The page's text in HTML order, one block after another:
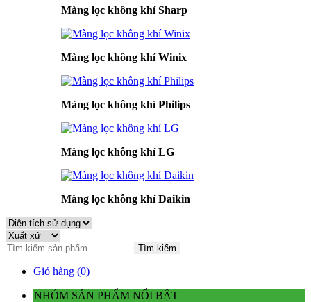
Màng lọc không khí Sharp
Màng lọc không khí Winix
Màng lọc không khí Philips
Màng lọc không khí LG
Màng lọc không khí Daikin
Tìm kiếm
Giỏ hàng (0)
NHÓM SẢN PHẨM NỔI BẬT